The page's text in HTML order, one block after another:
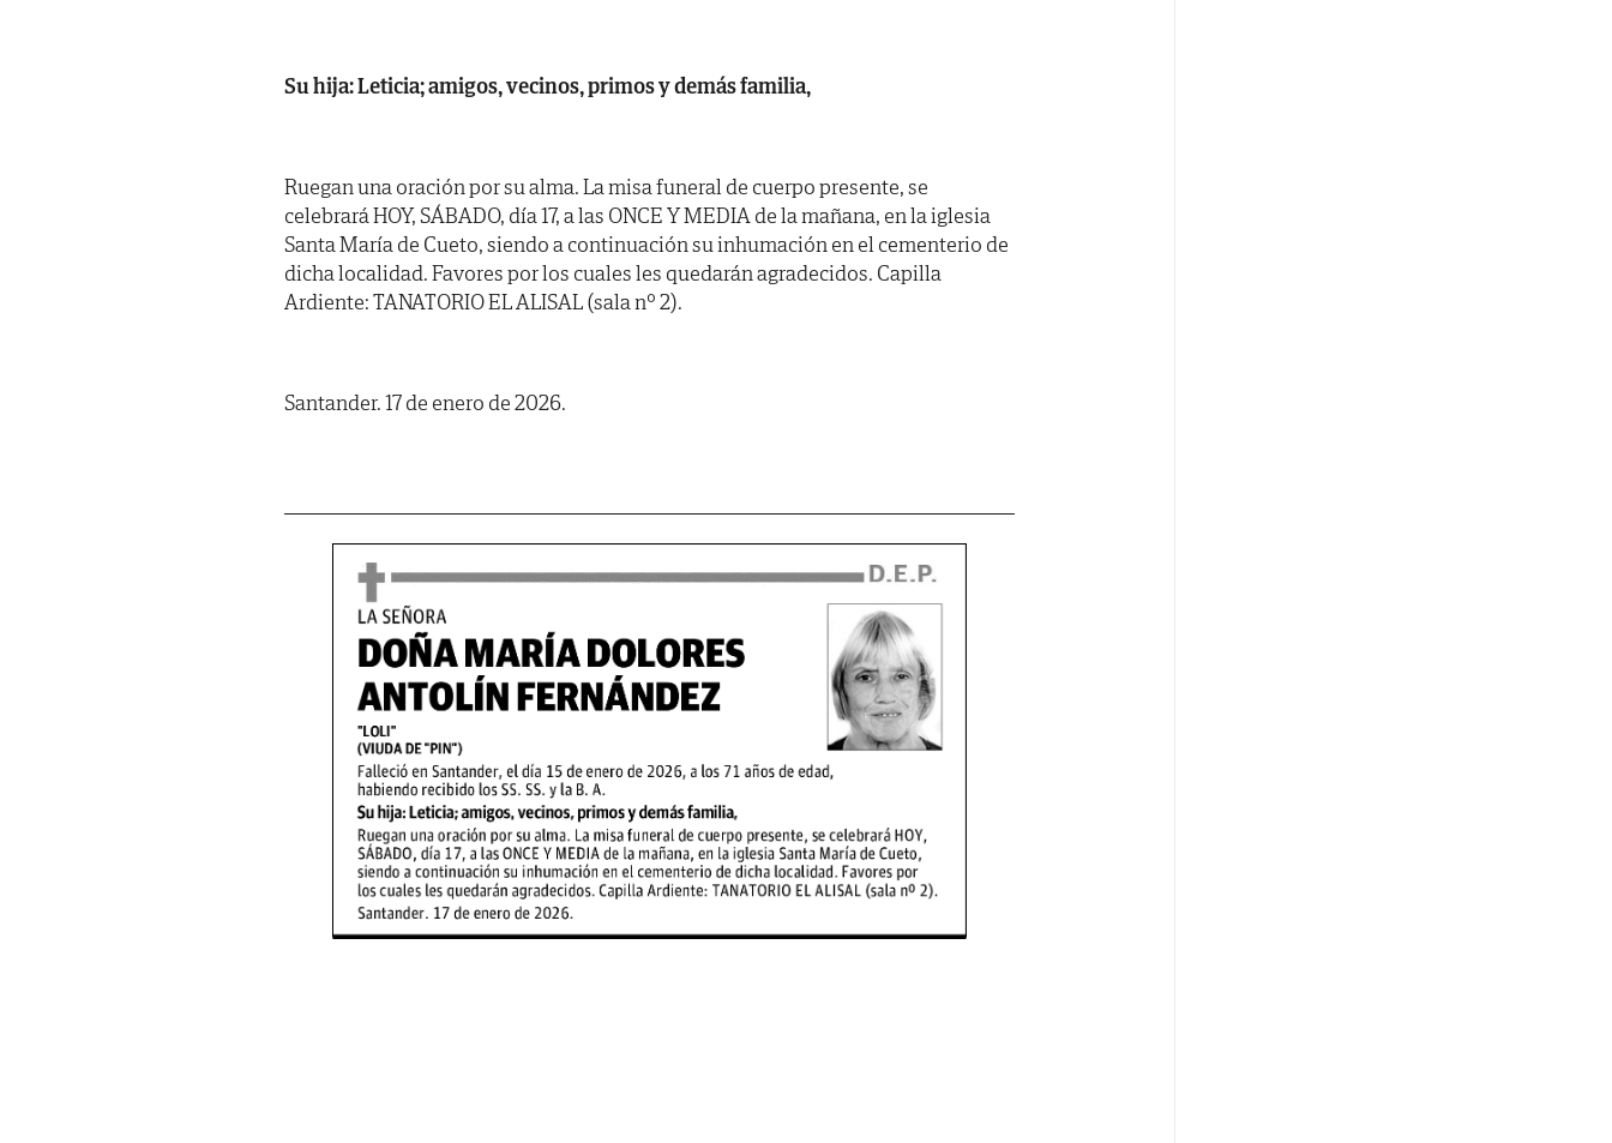
Su hija: Leticia; amigos, vecinos, primos y demás familia,
Ruegan una oración por su alma. La misa funeral de cuerpo presente, se
celebrará HOY, SÁBADO, día 17, a las ONCE Y MEDIA de la mañana, en la iglesia
Santa María de Cueto, siendo a continuación su inhumación en el cementerio de
dicha localidad. Favores por los cuales les quedarán agradecidos. Capilla
Ardiente: TANATORIO EL ALISAL (sala nº 2).
Santander. 17 de enero de 2026.